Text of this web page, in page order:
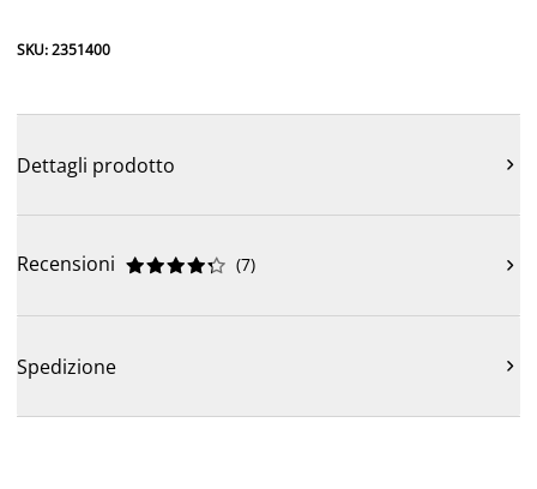
SKU: 2351400
Dettagli prodotto 
Recensioni 




 (7) 
Spedizione 